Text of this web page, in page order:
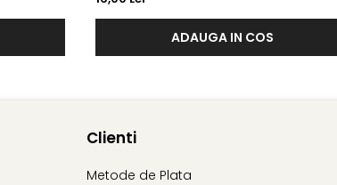
ADAUGA IN COS
Clienti
Metode de Plata